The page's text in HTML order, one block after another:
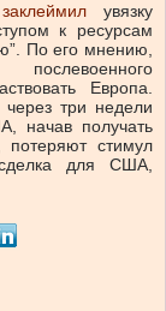
заклеймилувязку
к ресурсам
По его мнению,
Европа.
три недели
начав получать
потеряют стимул
сделка для США,